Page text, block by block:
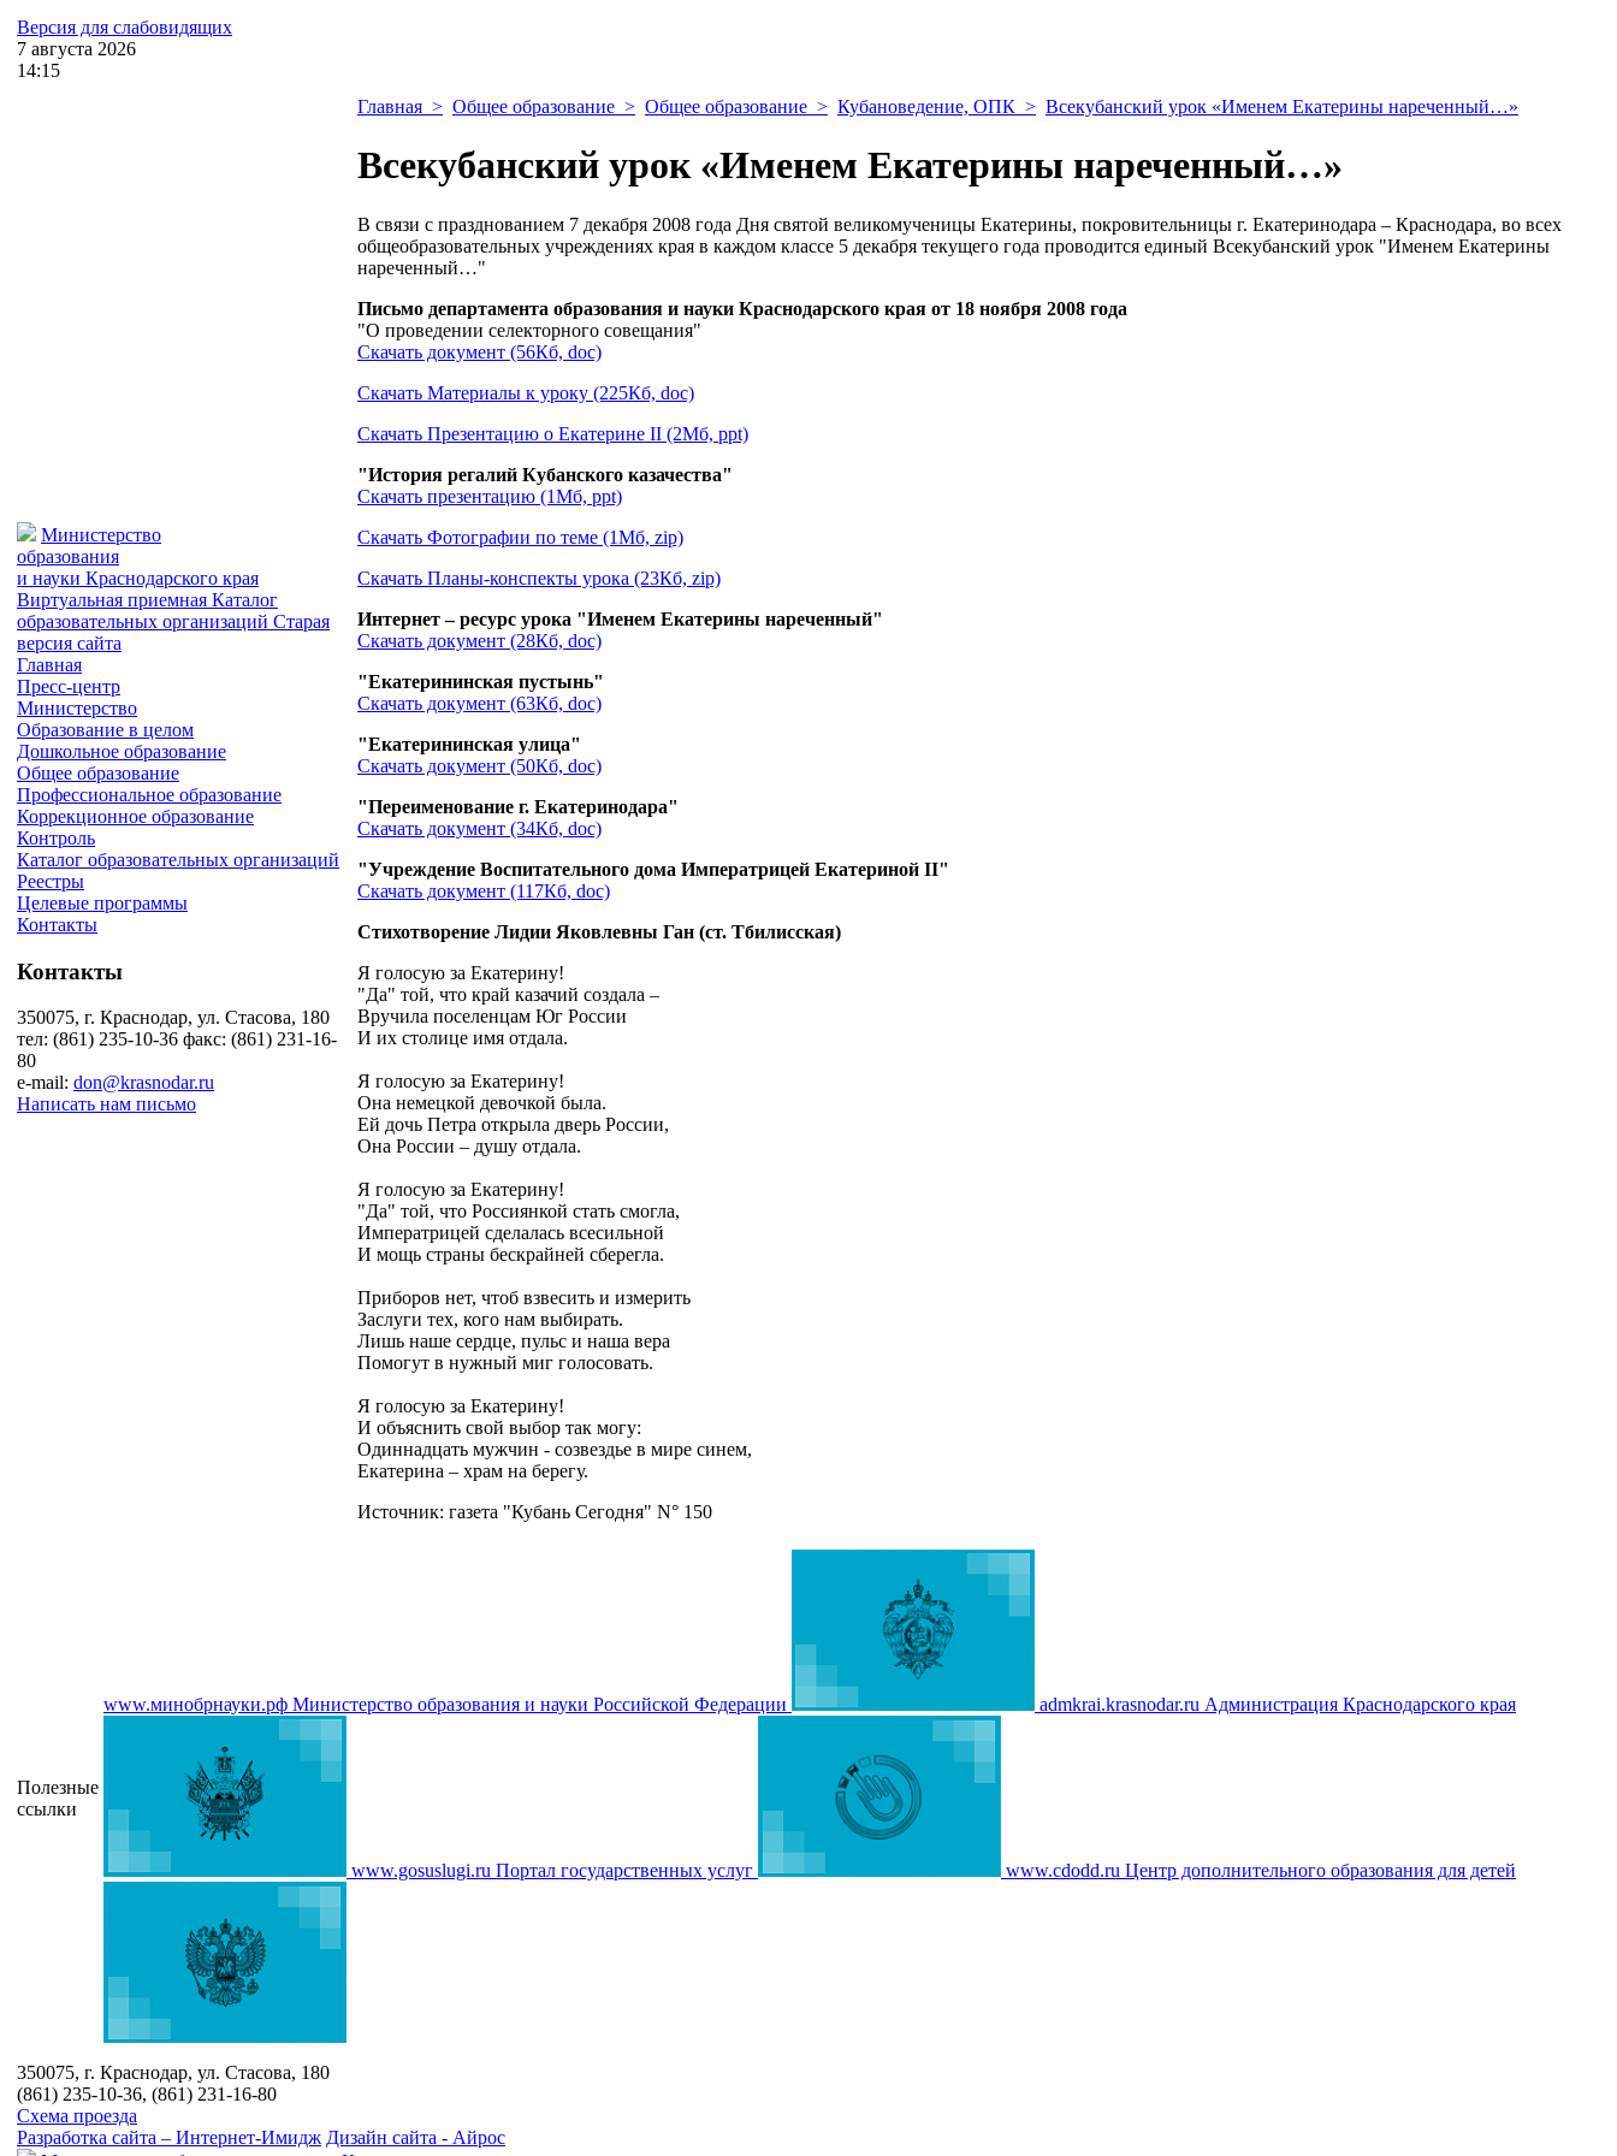
Версия для слабовидящих
7 августа 2026
14:15
Министерство
образования
и науки Краснодарского края
Виртуальная приемная Каталог
образовательных организаций Старая
версия сайта
Главная
Пресс-центр
Министерство
Образование в целом
Дошкольное образование
Общее образование
Профессиональное образование
Коррекционное образование
Контроль
Каталог образовательных организаций
Реестры
Целевые программы
Контакты
Контакты
350075, г. Краснодар, ул. Стасова, 180
тел: (861) 235-10-36 факс: (861) 231-16-
80
e-mail: don@krasnodar.ru
Написать нам письмо
Главная > Общее образование > Общее образование > Кубановедение, ОПК > Всекубанский урок «Именем Екатерины нареченный…»
Всекубанский урок «Именем Екатерины нареченный…»
В связи с празднованием 7 декабря 2008 года Дня святой великомученицы Екатерины, покровительницы г. Екатеринодара – Краснодара, во всех
общеобразовательных учреждениях края в каждом классе 5 декабря текущего года проводится единый Всекубанский урок "Именем Екатерины
нареченный…"
Письмо департамента образования и науки Краснодарского края от 18 ноября 2008 года
"О проведении селекторного совещания"
Скачать документ (56Кб, doc)
Скачать Материалы к уроку (225Кб, doc)
Скачать Презентацию о Екатерине II (2Мб, ppt)
"История регалий Кубанского казачества"
Скачать презентацию (1Мб, ppt)
Скачать Фотографии по теме (1Мб, zip)
Скачать Планы-конспекты урока (23Кб, zip)
Интернет – ресурс урока "Именем Екатерины нареченный"
Скачать документ (28Кб, doc)
"Екатерининская пустынь"
Скачать документ (63Кб, doc)
"Екатерининская улица"
Скачать документ (50Кб, doc)
"Переименование г. Екатеринодара"
Скачать документ (34Кб, doc)
"Учреждение Воспитательного дома Императрицей Екатериной II"
Скачать документ (117Кб, doc)
Стихотворение Лидии Яковлевны Ган (ст. Тбилисская)
Я голосую за Екатерину!
"Да" той, что край казачий создала –
Вручила поселенцам Юг России
И их столице имя отдала.
Я голосую за Екатерину!
Она немецкой девочкой была.
Ей дочь Петра открыла дверь России,
Она России – душу отдала.
Я голосую за Екатерину!
"Да" той, что Россиянкой стать смогла,
Императрицей сделалась всесильной
И мощь страны бескрайней сберегла.
Приборов нет, чтоб взвесить и измерить
Заслуги тех, кого нам выбирать.
Лишь наше сердце, пульс и наша вера
Помогут в нужный миг голосовать.
Я голосую за Екатерину!
И объяснить свой выбор так могу:
Одиннадцать мужчин - созвездье в мире синем,
Екатерина – храм на берегу.
Источник: газета "Кубань Сегодня" N° 150
Полезные
ссылки
www.минобрнауки.рф Министерство образования и науки Российской Федерации admkrai.krasnodar.ru Администрация Краснодарского края
www.gosuslugi.ru Портал государственных услуг www.cdodd.ru Центр дополнительного образования для детей
350075, г. Краснодар, ул. Стасова, 180
(861) 235-10-36, (861) 231-16-80
Схема проезда
Разработка сайта – Интернет-Имидж Дизайн сайта - Айрос